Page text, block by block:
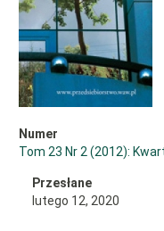
Numer
Tom 23 Nr 2 (2012):
Przesłane
lutego 12, 2020